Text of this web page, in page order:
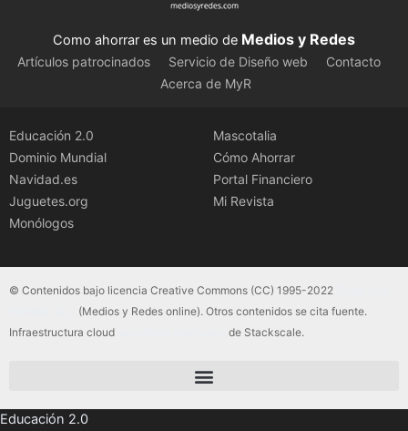
Como ahorrar es un medio de Medios y Redes
Artículos patrocinados Servicio de Diseño web
Contacto
Acerca de MyR
Educación 2.0
Dominio Mundial
Navidad.es
Juguetes.org
Monólogos
Mascotalia
Cómo Ahorrar
Portal Financiero
Mi Revista
© Contenidos bajo licencia Creative Commons (CC) 1995-2022
(Medios y Redes online). Otros contenidos se cita fuente.
Infraestructura cloud
de Stackscale.
Educación 2.0